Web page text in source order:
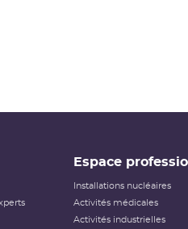
Espace
Installations nucléaires
Activités médicales
Activités industrielles